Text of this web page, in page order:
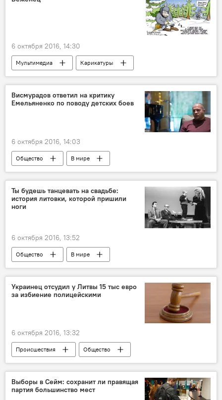
6 октября 2016, 14:30
Мультимедиа Карикатуры
Висмурадов ответил на критику
Емельяненко по поводу детских боев
6 октября 2016, 14:03
Общество В мире
Ты будешь танцевать на свадьбе:
история литовки, которой пришили
ноги
6 октября 2016, 13:52
Общество
В мире
Четверть века без СССР
Наше всё: женщины Литвы
Украинец отсудил у Литвы 15 тыс евро
за избиение полицейскими
6 октября 2016, 13:32
Происшествия Общество
Выборы в Сейм: сохранит ли правящая
партия большинство мест